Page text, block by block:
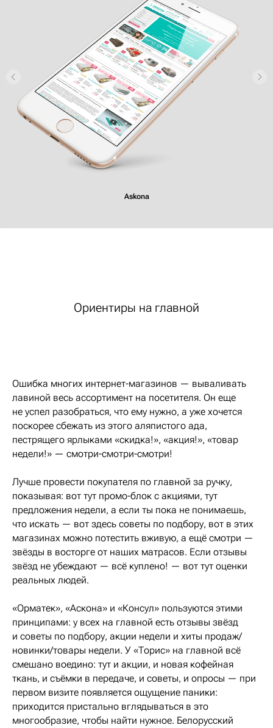
Consul
Ориентиры на главной
Ошибка многих интернет-магазинов — вываливать
лавиной весь ассортимент на посетителя. Он еще
не успел разобраться, что ему нужно, а уже хочется
поскорее сбежать из этого аляпистого ада,
пестрящего ярлыками «скидка!», «акция!», «товар
недели!» — смотри-смотри-смотри!
Лучше провести покупателя по главной за ручку,
показывая: вот тут промо-блок с акциями, тут
предложения недели, а если ты пока не понимаешь,
что искать — вот здесь советы по подбору, вот в этих
магазинах можно потестить вживую, а ещё смотри —
звёзды в восторге от наших матрасов. Если отзывы
звёзд не убеждают — всё куплено! — вот тут оценки
реальных людей.
«Орматек», «Аскона» и «Консул» пользуются этими
принципами: у всех на главной есть отзывы звёзд
и советы по подбору, акции недели и хиты продаж/
новинки/товары недели. У «Торис» на главной всё
смешано воедино: тут и акции, и новая кофейная
ткань, и съёмки в передаче, и советы, и опросы — при
первом визите появляется ощущение паники:
приходится пристально вглядываться в это
многообразие, чтобы найти нужное. Белорусский